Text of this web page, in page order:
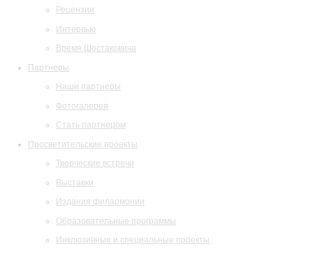
Рецензии
Интервью
Время Шостаковича
Партнеры
Наши партнеры
Фотогалерея
Стать партнером
Просветительские проекты
Творческие встречи
Выставки
Издания филармонии
Образовательные программы
Инклюзивные и специальные проекты